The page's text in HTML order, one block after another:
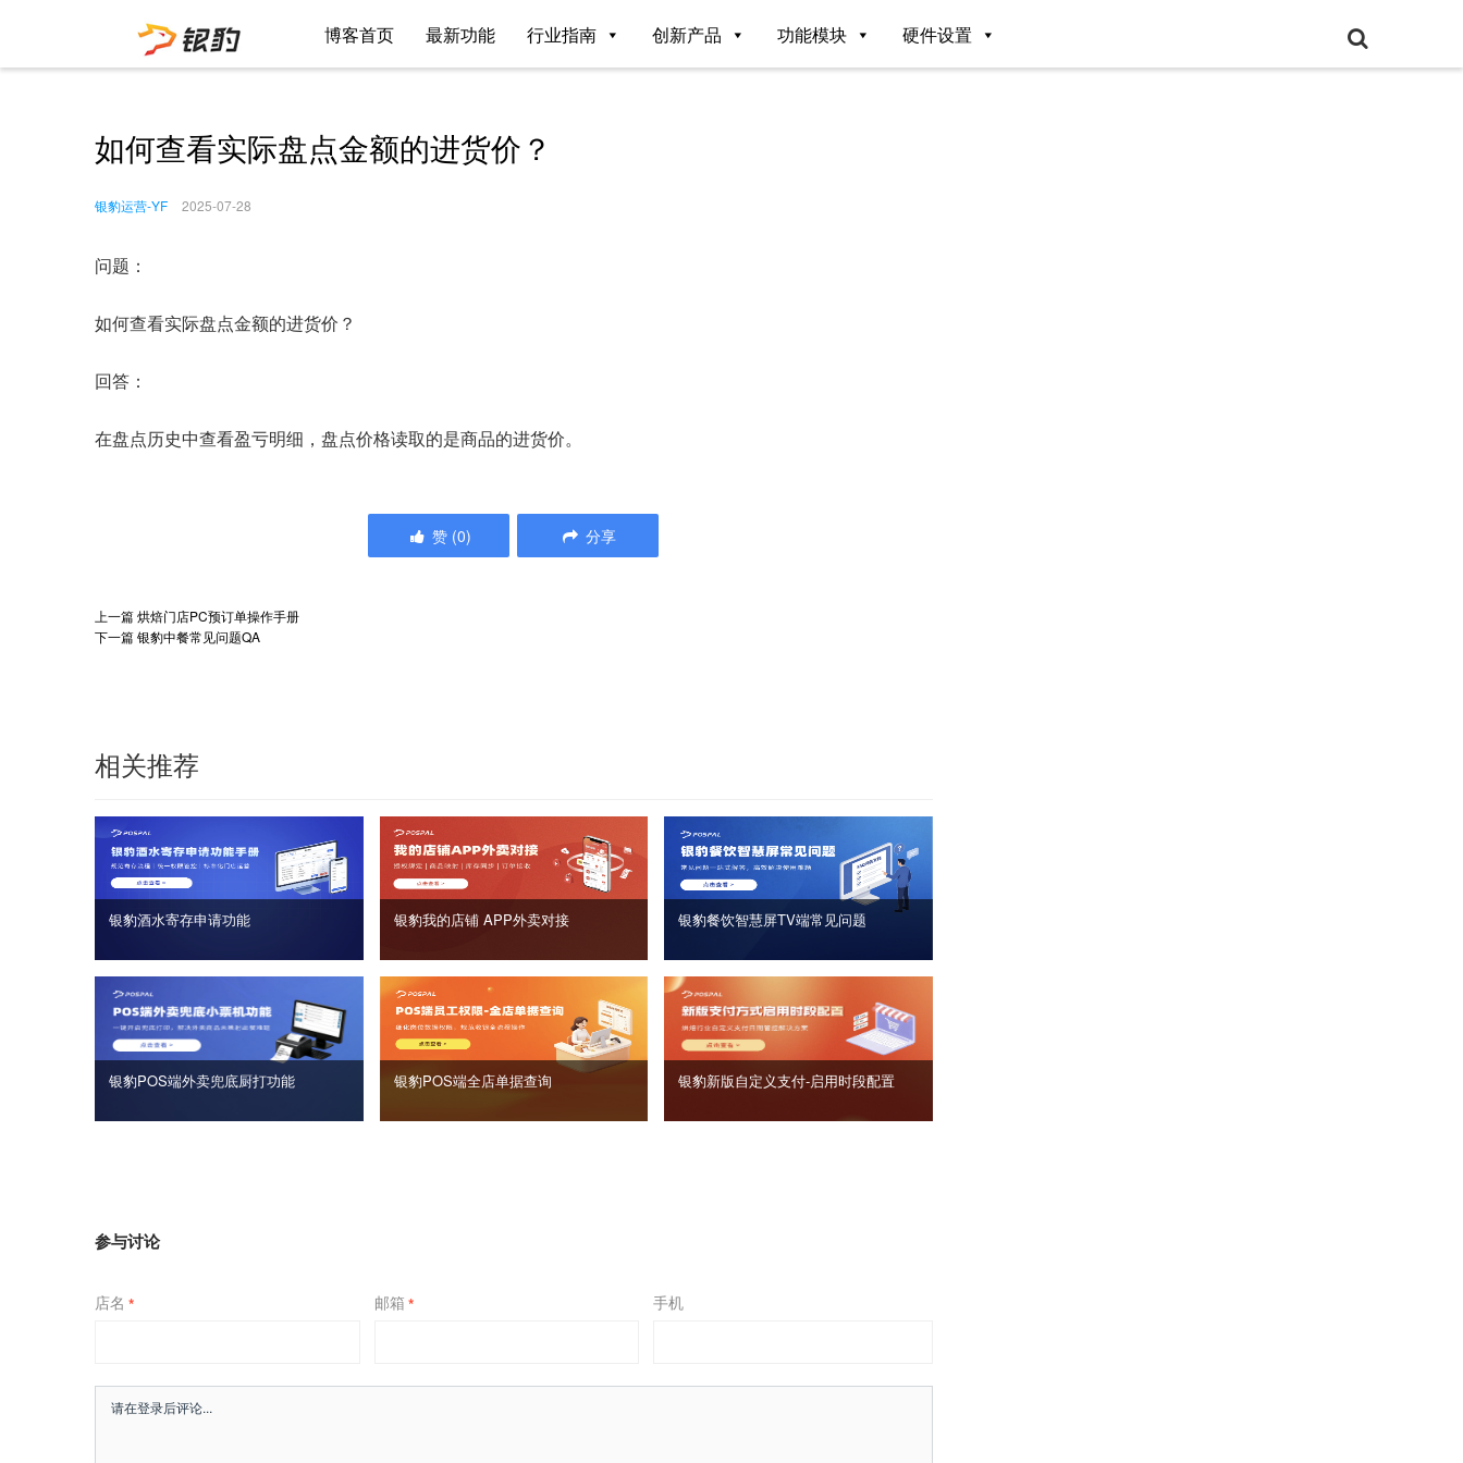
博客首页 最新功能 行业指南 创新产品 功能模块 硬件设置
如何查看实际盘点金额的进货价？
银豹运营-YF 2025-07-28
问题：
如何查看实际盘点金额的进货价？
回答：
在盘点历史中查看盈亏明细，盘点价格读取的是商品的进货价。
赞 (0) 分享
上一篇烘焙门店PC预订单操作手册
下一篇银豹中餐常见问题QA
相关推荐
银豹酒水寄存申请功能 银豹我的店铺 APP外卖对接 银豹餐饮智慧屏TV端常见问题
银豹POS端外卖兜底厨打功能 银豹POS端全店单据查询 银豹新版自定义支付‑启用时段配置
参与讨论
店名 * 邮箱 * 手机